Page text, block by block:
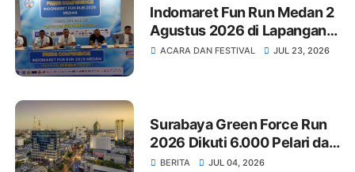
Indomaret Fun Run Medan 2
Agustus 2026 di Lapangan
Banteng
ACARA DAN FESTIVAL JUL 23, 2026
Surabaya Green Force Run
2026 Dikuti 6.000 Pelari dari
10 Negara, Mulai dari Korea
BERITA JUL 04, 2026